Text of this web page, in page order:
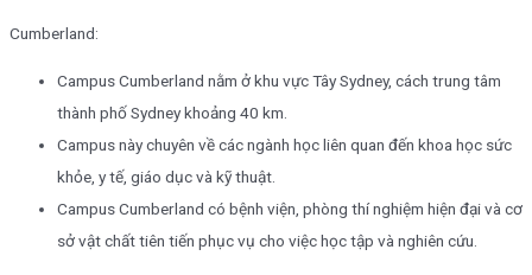
Cumberland:
Campus Cumberland nằm ở khu vực Tây Sydney, cách trung tâm
thành phố Sydney khoảng 40 km.
Campus này chuyên về các ngành học liên quan đến khoa học sức
khỏe, y tế, giáo dục và kỹ thuật.
Campus Cumberland có bệnh viện, phòng thí nghiệm hiện đại và cơ
sở vật chất tiên tiến phục vụ cho việc học tập và nghiên cứu.